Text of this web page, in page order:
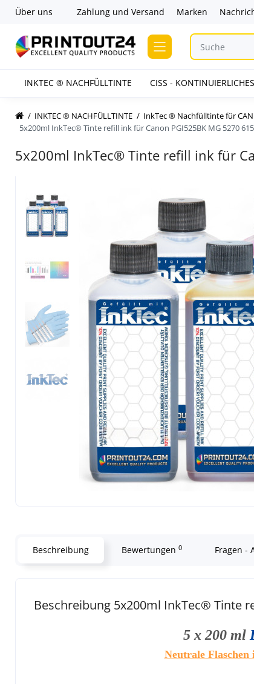
Über uns Zahlung und Versand Marken
INKTEC ® NACHFÜLLTINTE CISS -
INKTEC ® NACHFÜLLTINTE InkTec ® Nachfülltinte für
5x200ml InkTec® Tinte refill ink für Canon PGI525BK MG 5270
5x200ml InkTec® Tinte refill ink für
Beschreibung Bewertungen 0 Fragen -
Beschreibung 5x200ml InkTec® Tinte
5 x 200 ml
Neutrale